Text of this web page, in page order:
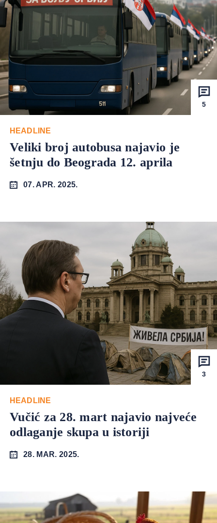
5
HEADLINE
Veliki broj autobusa najavio je
šetnju do Beograda 12. aprila
07. APR. 2025.
3
HEADLINE
Vučić za 28. mart najavio najveće
odlaganje skupa u istoriji
28. MAR. 2025.